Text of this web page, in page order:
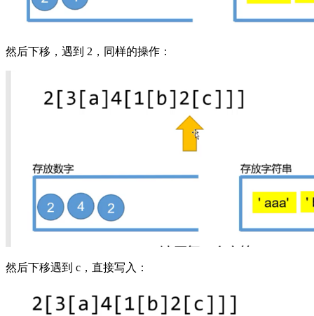
然后下移，遇到 2，同样的操作：
然后下移遇到 c，直接写入：